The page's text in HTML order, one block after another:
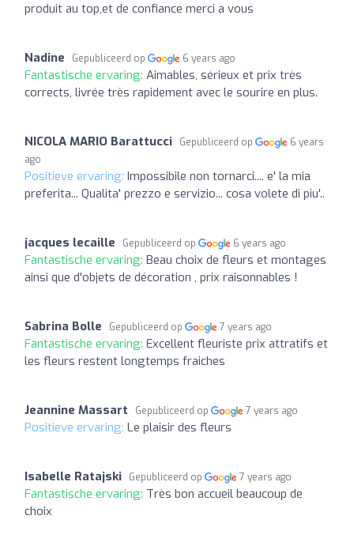
produit au top,et de confiance merci a vous
Nadine Gepubliceerd op 6 years ago
Fantastische ervaring: Aimables, sérieux et prix très
corrects, livrée très rapidement avec le sourire en plus.
NICOLA MARIO Barattucci Gepubliceerd op
6 years
ago
Positieve ervaring: Impossibile non tornarci.... e' la mia
preferita... Qualita' prezzo e servizio... cosa volete di piu'..
jacques lecaille Gepubliceerd op 6 years ago
Fantastische ervaring: Beau choix de fleurs et montages
ainsi que d'objets de décoration , prix raisonnables !
Sabrina Bolle Gepubliceerd op 7 years ago
Fantastische ervaring: Excellent fleuriste prix attratifs et
les fleurs restent longtemps fraiches
Jeannine Massart Gepubliceerd op 7 years ago
Positieve ervaring: Le plaisir des fleurs
Isabelle Ratajski Gepubliceerd op 7 years ago
Fantastische ervaring: Très bon accueil beaucoup de
choix